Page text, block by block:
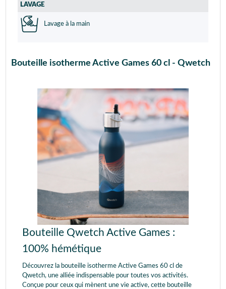
LAVAGE
Lavage à la main
Bouteille isotherme Active Games 60 cl - Qwetch
Bouteille Qwetch Active Games :
100% hémétique
Découvrez la bouteille isotherme Active Games 60 cl de
Qwetch, une alliée indispensable pour toutes vos activités.
Conçue pour ceux qui mènent une vie active, cette bouteille